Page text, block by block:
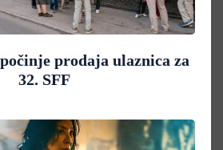
prodaja ulaznica za
32. SFF